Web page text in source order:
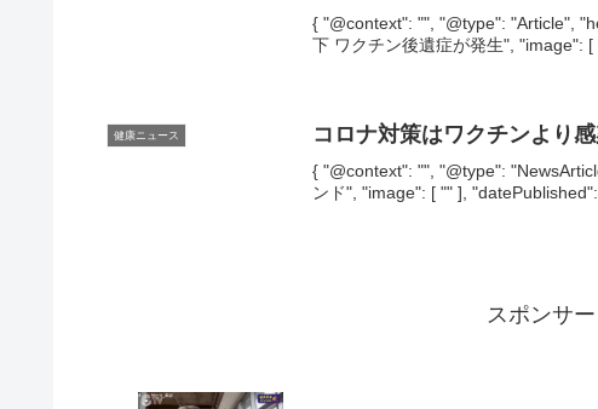
{ "@context": "", "@type": "Article",
下 ワクチン後遺症が発生", "image": [
健康ニュース コロナ対策はワクチンより
{ "@context": "", "@type":
ンド", "image": [ "" ],
スポンサ